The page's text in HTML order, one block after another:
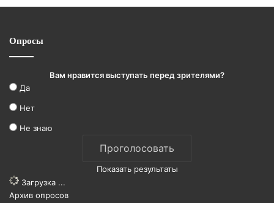
Опросы
Вам нравится выступать перед зрителями?
Да
Нет
Не знаю
Показать результаты
Загрузка ...
Архив опросов